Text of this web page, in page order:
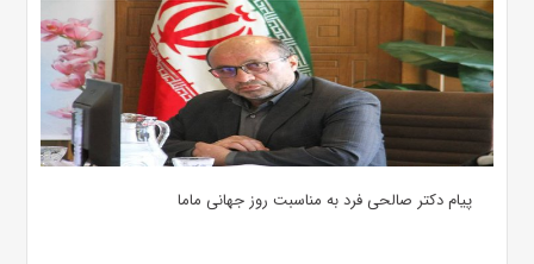
پیام دکتر صالحی فرد به مناسبت روز جهانی ماما